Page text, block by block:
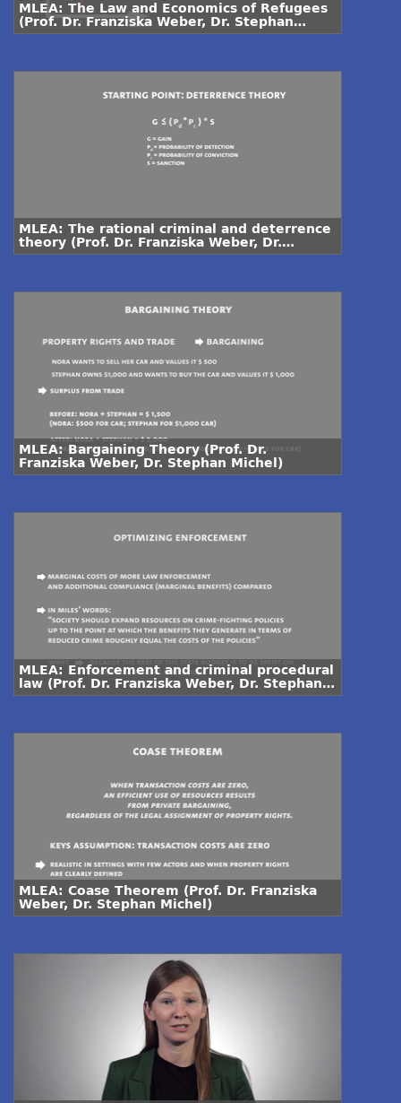
MLEA: The Law and Economics of Refugees
(Prof. Dr. Franziska Weber, Dr. Stephan
Michel)
MLEA: The rational criminal and deterrence
theory (Prof. Dr. Franziska Weber, Dr.
Stephan Michel)
MLEA: Bargaining Theory (Prof. Dr.
Franziska Weber, Dr. Stephan Michel)
MLEA: Enforcement and criminal procedural
law (Prof. Dr. Franziska Weber, Dr. Stephan
Michel)
MLEA: Coase Theorem (Prof. Dr. Franziska
Weber, Dr. Stephan Michel)